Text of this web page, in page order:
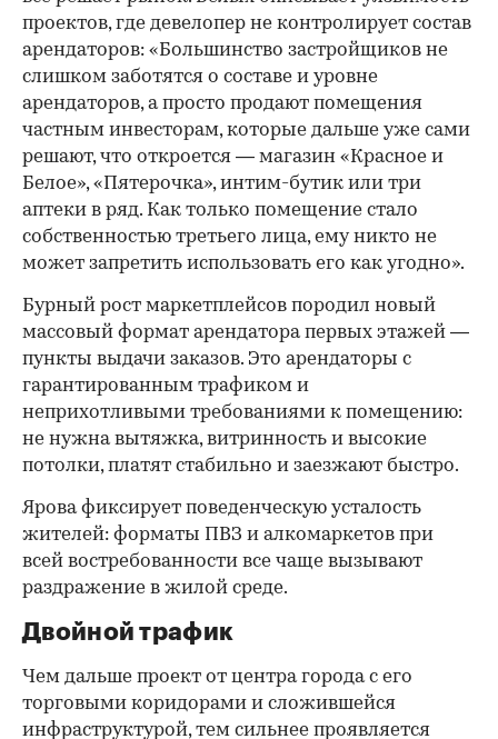
проектов, где девелопер не контролирует состав
арендаторов: «Большинство застройщиков не
слишком заботятся о составе и уровне
арендаторов, а просто продают помещения
частным инвесторам, которые дальше уже сами
решают, что откроется — магазин «Красное и
Белое», «Пятерочка», интим-бутик или три
аптеки в ряд. Как только помещение стало
собственностью третьего лица, ему никто не
может запретить использовать его как угодно».
Бурный рост маркетплейсов породил новый
массовый формат арендатора первых этажей —
пункты выдачи заказов. Это арендаторы с
гарантированным трафиком и
неприхотливыми требованиями к помещению:
не нужна вытяжка, витринность и высокие
потолки, платят стабильно и заезжают быстро.
Ярова фиксирует поведенческую усталость
жителей: форматы ПВЗ и алкомаркетов при
всей востребованности все чаще вызывают
раздражение в жилой среде.
Двойной трафик
Чем дальше проект от центра города с его
торговыми коридорами и сложившейся
инфраструктурой, тем сильнее проявляется